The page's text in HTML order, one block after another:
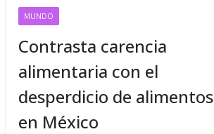
MUNDO
Contrasta carencia
alimentaria con el
desperdicio de alimentos
en México